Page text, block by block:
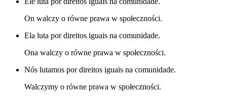
On walczy o równe prawa w społeczności.
Ela luta por direitos iguais na comunidade.
Ona walczy o równe prawa w społeczności.
Nós lutamos por direitos iguais na comunidade.
Walczymy o równe prawa w społeczności.